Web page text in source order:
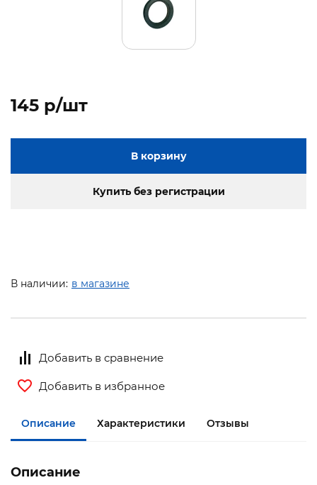
145 p/шт
В корзину
Купить без регистрации
В наличии: в магазине
Добавить в сравнение
Добавить в избранное
Описание Характеристики Отзывы
Описание